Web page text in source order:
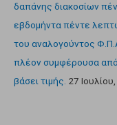
δαπάνης διακοσίων
εβδομήντα πέντε
του αναλογούντος
πλέον συμφέρουσα
βάσει τιμής. 27